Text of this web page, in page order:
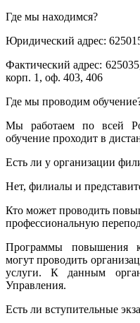
Где мы находимся?
Юридический адрес:
Фактический адрес:
корп. 1, оф. 403, 406
Где мы проводим
Мы работаем по всей
обучение проходит в
Есть ли у организации
Нет, филиалы и
Кто может проводить
профессиональную
Программы повышения
могут проводить
услуги. К данным
Управления.
Есть ли вступительные